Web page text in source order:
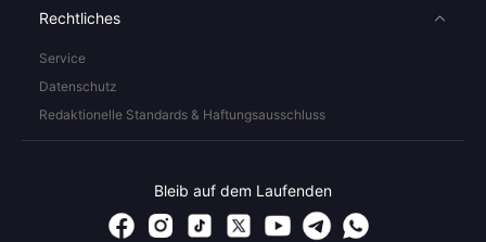
Rechtliches
Service
Datenschutz
Redaktionelle Standards & Haftungsausschluss
Bleib auf dem Laufenden